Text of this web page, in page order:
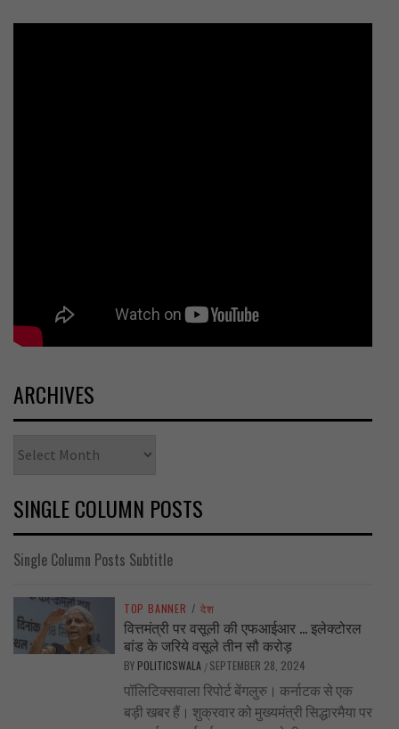
ARCHIVES
SINGLE COLUMN POSTS
Single Column Posts Subtitle
TOP BANNER / देश
वित्तमंत्री पर वसूली की एफआईआर … इलेक्टोरल
बांड के जरिये वसूले तीन सौ करोड़
BY POLITICSWALA / SEPTEMBER 28, 2024
पॉलिटिक्सवाला रिपोर्ट बेंगलुरु। कर्नाटक से एक
बड़ी खबर हैं। शुक्रवार को मुख्यमंत्री सिद्धारमैया पर